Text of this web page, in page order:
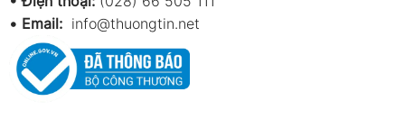
• Email: info@thuongtin.net